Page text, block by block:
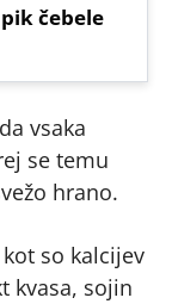
čebele
vsaka
se temu
hrano.
so kalcijev
kvasa, sojin